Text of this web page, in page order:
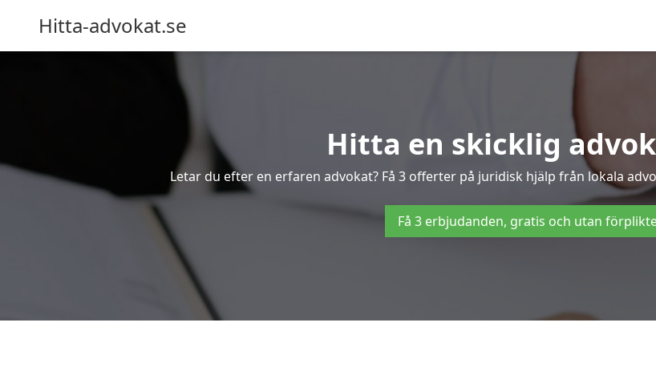
Hitta-advokat.se
Hitta en skicklig
Letar du efter en erfaren advokat? Få 3 offerter på juridisk hjälp från lokala
Få 3 erbjudanden, gratis och utan